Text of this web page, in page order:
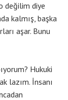
değilim diye
kalmış, başka
aşar. Bunu
Hukuki
lazım. İnsanı